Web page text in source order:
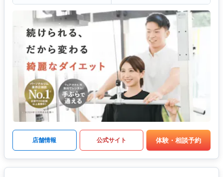
店舗情報 公式サイト 体験・相談予約